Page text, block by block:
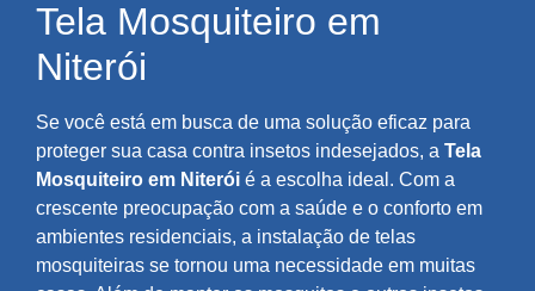
Tela Mosquiteiro em
Niterói
Se você está em busca de uma solução eficaz para
proteger sua casa contra insetos indesejados, a Tela
Mosquiteiro em Niterói é a escolha ideal. Com a
crescente preocupação com a saúde e o conforto em
ambientes residenciais, a instalação de telas
mosquiteiras se tornou uma necessidade em muitas